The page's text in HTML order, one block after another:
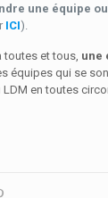
une équipe
ICI).
toutes et tous, une
équipes qui se
en toutes